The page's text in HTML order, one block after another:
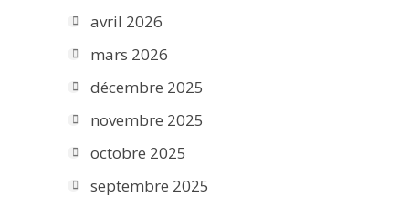
avril 2026
mars 2026
décembre 2025
novembre 2025
octobre 2025
septembre 2025